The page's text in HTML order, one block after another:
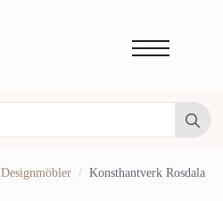
Designmöbler
Konsthantverk Rosdala